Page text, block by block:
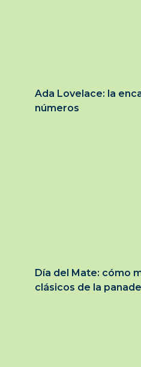
Ada Lovelace: la
números
Día del Mate: cómo
clásicos de la